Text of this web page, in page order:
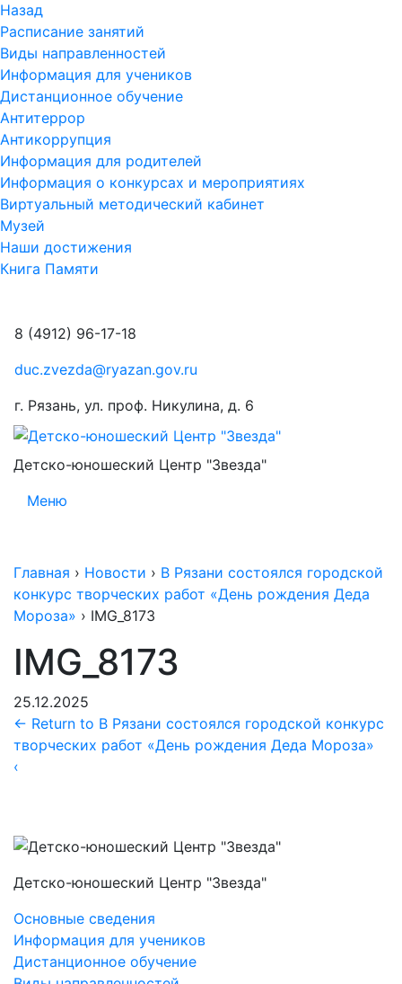
Назад
Расписание занятий
Виды направленностей
Информация для учеников
Дистанционное обучение
Антитеррор
Антикоррупция
Информация для родителей
Информация о конкурсах и мероприятиях
Виртуальный методический кабинет
Музей
Наши достижения
Книга Памяти
8 (4912) 96-17-18
duc.zvezda@ryazan.gov.ru
г. Рязань, ул. проф. Никулина, д. 6
Детско-юношеский Центр "Звезда"
Меню
Главная › Новости › В Рязани состоялся городской
конкурс творческих работ «День рождения Деда
Мороза» › IMG_8173
IMG_8173
25.12.2025
← Return to В Рязани состоялся городской конкурс
творческих работ «День рождения Деда Мороза»
‹
Детско-юношеский Центр "Звезда"
Основные сведения
Информация для учеников
Дистанционное обучение